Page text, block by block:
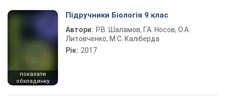
показати
обкладинку
Підручники Біологія 9 клас
Автори: Р.В. Шаламов, Г.А. Носов, О.А.
Литовченко, М.С. Каліберда
Рік: 2017